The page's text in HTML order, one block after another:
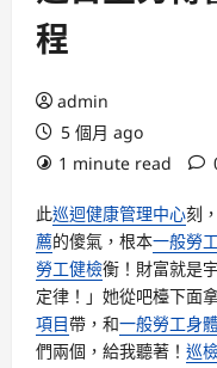
程
admin
5 個月 ago
1 minute read
此巡迴健康管理中心刻
薦的傻氣，根本一般勞
勞工健檢衡！財富就是宇
定律！」她從吧檯下面
項目帶，和一般勞工身
們兩個，給我聽著！ 巡